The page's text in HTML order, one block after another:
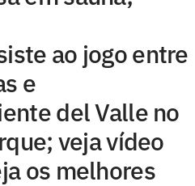
ao jogo entre
e
del Valle no
veja vídeo
os melhores